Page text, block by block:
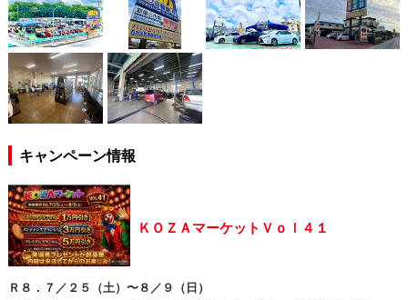
キャンペーン情報
ＫＯＺＡマーケットＶｏｌ４１
Ｒ８．７／２５（土）〜８／９（日）